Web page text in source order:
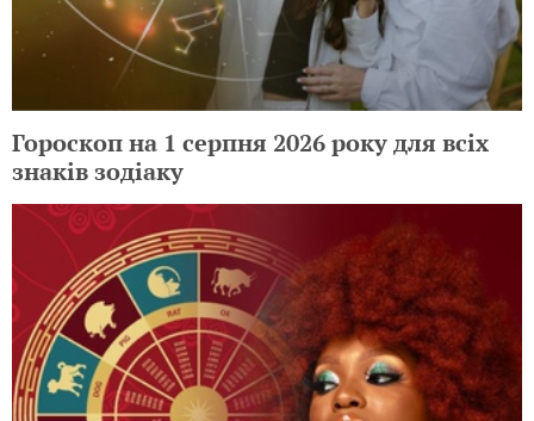
Гороскоп на 1 серпня 2026 року для всіх
знаків зодіаку